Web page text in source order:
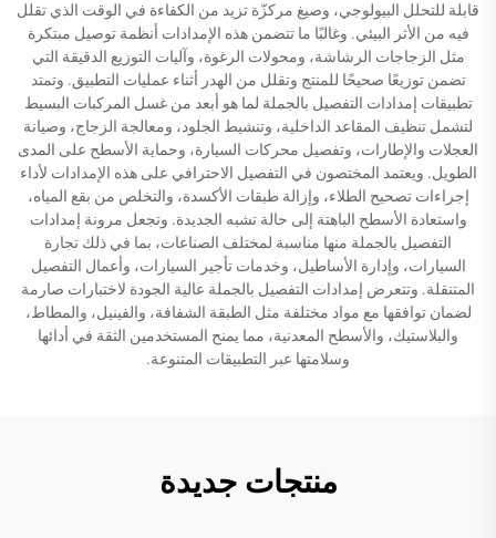
قابلة للتحلل البيولوجي، وصيغ مركزّة تزيد من الكفاءة في الوقت الذي تقلل
فيه من الأثر البيئي. وغالبًا ما تتضمن هذه الإمدادات أنظمة توصيل مبتكرة
مثل الزجاجات الرشاشة، ومحولات الرغوة، وآليات التوزيع الدقيقة التي
تضمن توزيعًا صحيحًا للمنتج وتقلل من الهدر أثناء عمليات التطبيق. وتمتد
تطبيقات إمدادات التفصيل بالجملة لما هو أبعد من غسل المركبات البسيط
لتشمل تنظيف المقاعد الداخلية، وتنشيط الجلود، ومعالجة الزجاج، وصيانة
العجلات والإطارات، وتفصيل محركات السيارة، وحماية الأسطح على المدى
الطويل. ويعتمد المختصون في التفصيل الاحترافي على هذه الإمدادات لأداء
إجراءات تصحيح الطلاء، وإزالة طبقات الأكسدة، والتخلص من بقع المياه،
واستعادة الأسطح الباهتة إلى حالة تشبه الجديدة. وتجعل مرونة إمدادات
التفصيل بالجملة منها مناسبة لمختلف الصناعات، بما في ذلك تجارة
السيارات، وإدارة الأساطيل، وخدمات تأجير السيارات، وأعمال التفصيل
المتنقلة. وتتعرض إمدادات التفصيل بالجملة عالية الجودة لاختبارات صارمة
لضمان توافقها مع مواد مختلفة مثل الطبقة الشفافة، والفينيل، والمطاط،
والبلاستيك، والأسطح المعدنية، مما يمنح المستخدمين الثقة في أدائها
وسلامتها عبر التطبيقات المتنوعة.
منتجات جديدة